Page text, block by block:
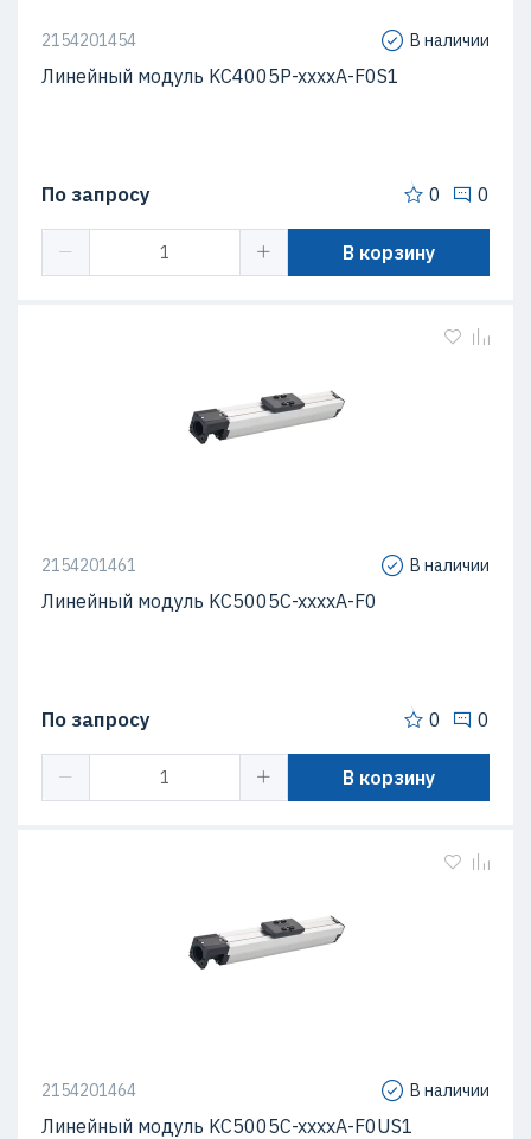
2154201454 В наличии
Линейный модуль KC4005P-xxxxA-F0S1
По запросу 0 0
В корзину
2154201461 В наличии
Линейный модуль KC5005C-xxxxA-F0
По запросу 0 0
В корзину
2154201464 В наличии
Линейный модуль KC5005C-xxxxA-F0US1